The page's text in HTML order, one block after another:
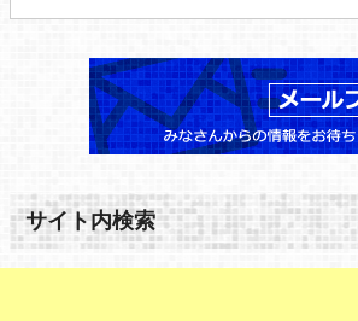
サイト内検索